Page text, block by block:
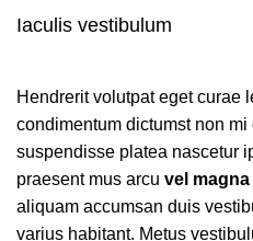
Iaculis vestibulum
Hendrerit volutpat eget curae
condimentum dictumst non
suspendisse platea nascetur
praesent mus arcu vel magna
aliquam accumsan duis
varius habitant. Metus